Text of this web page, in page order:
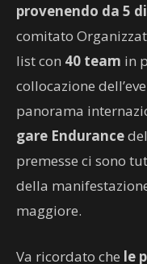
provenendo da 5
comitato
list con 40 team in
collocazione
panorama
gare Endurance
premesse ci sono
della
maggiore.
Va ricordato che le